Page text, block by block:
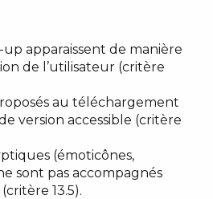
apparaissent de manière
de l’utilisateur (critère
au téléchargement
version accessible (critère
(émoticônes,
sont pas accompagnés
13.5).